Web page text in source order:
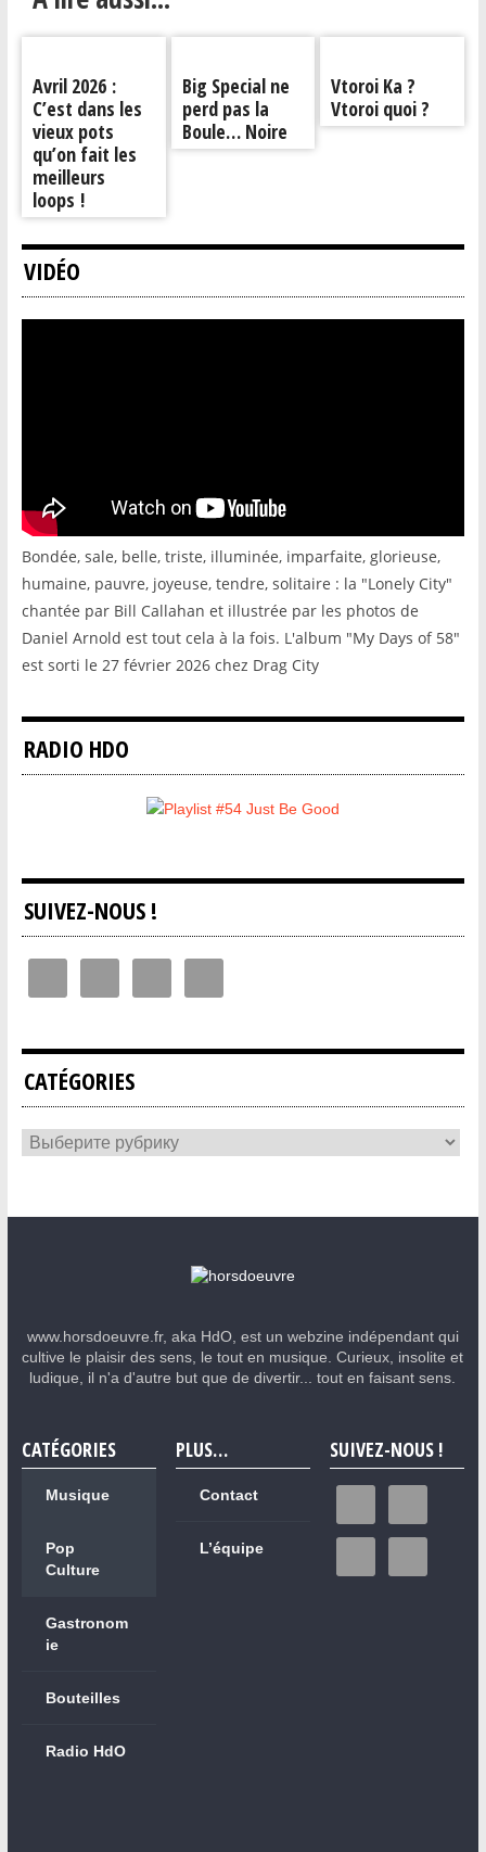
Avril 2026 :
C’est dans les
vieux pots
qu’on fait les
meilleurs
loops !
Big Special ne
perd pas la
Boule… Noire
Vtoroi Ka ?
Vtoroi quoi ?
VIDÉO
Bondée, sale, belle, triste, illuminée, imparfaite, glorieuse,
humaine, pauvre, joyeuse, tendre, solitaire : la "Lonely City"
chantée par Bill Callahan et illustrée par les photos de
Daniel Arnold est tout cela à la fois. L'album "My Days of 58"
est sorti le 27 février 2026 chez Drag City
RADIO HDO
SUIVEZ-NOUS !
CATÉGORIES
www.horsdoeuvre.fr, aka HdO, est un webzine indépendant qui
cultive le plaisir des sens, le tout en musique. Curieux, insolite et
ludique, il n'a d'autre but que de divertir... tout en faisant sens.
CATÉGORIES
Musique
Pop
Culture
Gastronom
ie
Bouteilles
Radio HdO
PLUS…
Contact
L’équipe
SUIVEZ-NOUS !